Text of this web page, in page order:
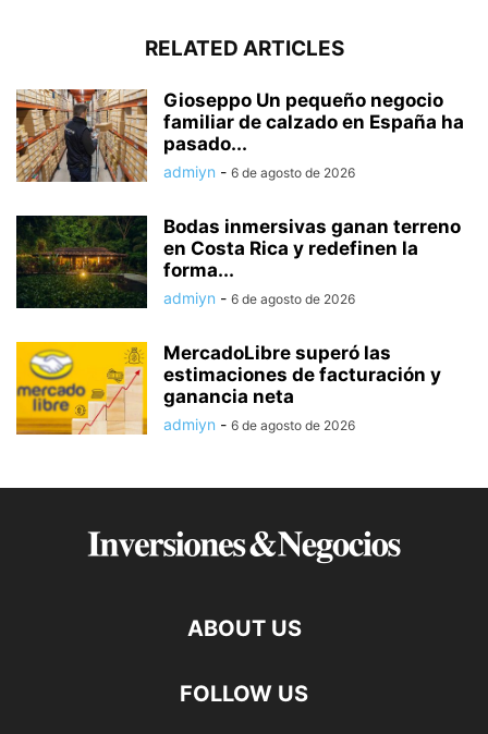
RELATED ARTICLES
Gioseppo Un pequeño negocio
familiar de calzado en España ha
pasado...
admiyn - 6 de agosto de 2026
Bodas inmersivas ganan terreno
en Costa Rica y redefinen la
forma...
admiyn - 6 de agosto de 2026
MercadoLibre superó las
estimaciones de facturación y
ganancia neta
admiyn - 6 de agosto de 2026
ABOUT US
FOLLOW US